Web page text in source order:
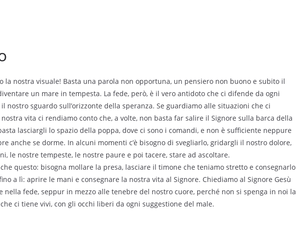
la nostra visuale! Basta una parola non opportuna, un pensiero non buono e subito il
un mare in tempesta. La fede, però, è il vero antidoto che ci difende da ogni
nostro sguardo sull’orizzonte della speranza. Se guardiamo alle situazioni che ci
vita ci rendiamo conto che, a volte, non basta far salire il Signore sulla barca della
lasciargli lo spazio della poppa, dove ci sono i comandi, e non è sufficiente neppure
anche se dorme. In alcuni momenti c’è bisogno di svegliarlo, gridargli il nostro dolore,
le nostre tempeste, le nostre paure e poi tacere, stare ad ascoltare.
questo: bisogna mollare la presa, lasciare il timone che teniamo stretto e consegnarlo
a lì: aprire le mani e consegnare la nostra vita al Signore. Chiediamo al Signore Gesù
nella fede, seppur in mezzo alle tenebre del nostro cuore, perché non si spenga in noi la
ci tiene vivi, con gli occhi liberi da ogni suggestione del male.